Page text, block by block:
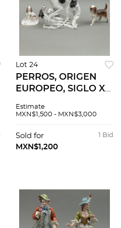
Lot 24
PERROS, ORIGEN
EUROPEO, SIGLO XX,
porcelana
Sellados Royal
Worcester,
Estimate
MXN$1,500 - MXN$3,000
1 Bid
Sold for
MXN$1,200